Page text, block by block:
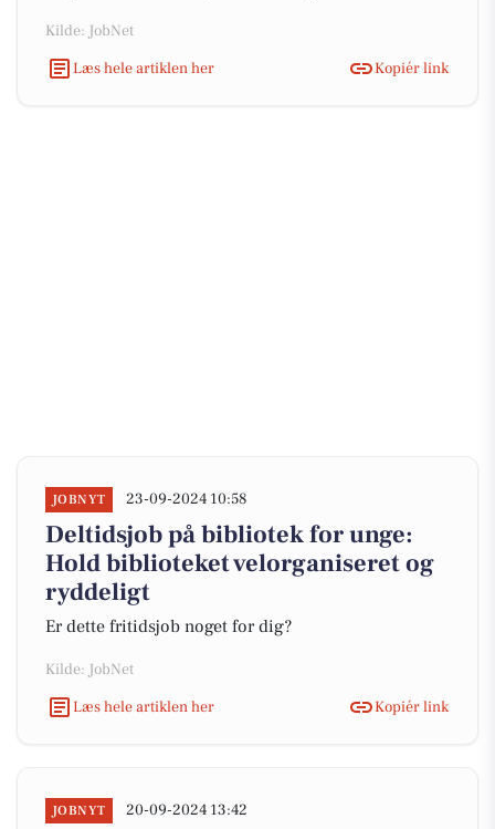
Kilde: JobNet
Læs hele artiklen her
Kopiér link
JOBNYT 23-09-2024 10:58
Deltidsjob på bibliotek for unge:
Hold biblioteket velorganiseret og
ryddeligt
Er dette fritidsjob noget for dig?
Kilde: JobNet
Læs hele artiklen her
Kopiér link
JOBNYT 20-09-2024 13:42